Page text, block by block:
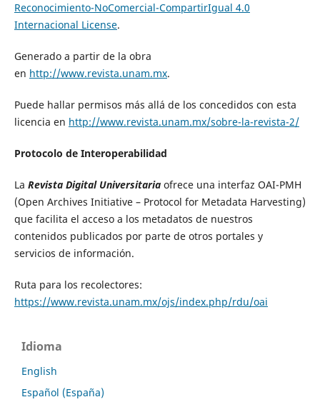
Reconocimiento-NoComercial-CompartirIgual 4.0
Internacional License.
Generado a partir de la obra
en http://www.revista.unam.mx.
Puede hallar permisos más allá de los concedidos con esta
licencia en http://www.revista.unam.mx/sobre-la-revista-2/
Protocolo de Interoperabilidad
La Revista Digital Universitariaofrece una interfaz OAI-PMH
(Open Archives Initiative – Protocol for Metadata Harvesting)
que facilita el acceso a los metadatos de nuestros
contenidos publicados por parte de otros portales y
servicios de información.
Ruta para los recolectores:
https://www.revista.unam.mx/ojs/index.php/rdu/oai
Idioma
English
Español (España)